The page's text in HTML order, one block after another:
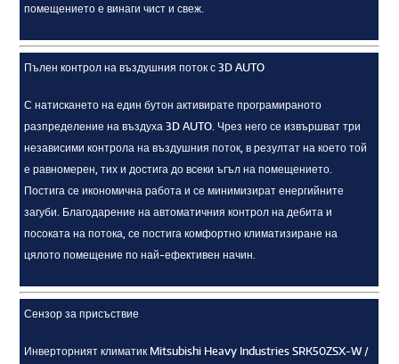
помещението е винаги чист и свеж.
Пълен контрол на въздушния поток с 3D AUTO
С натискането на един бутон активирате програмираното
разпределение на въздуха 3D AUTO. Чрез него се извършват три
независими контрола на въздушния поток, в резултат на което той
е равномерен, тих и достига до всеки ъгъл на помещението.
Постига се икономична работа и се минимизират енергийните
загуби. Благодарение на автоматичния контрол на дебита и
посоката на потока, се постига комфортно климатизиране на
цялото помещение по най-ефективен начин.
Сензор за присъствие
Инверторният климатик Mitsubishi Heavy Industries SRK50ZSX-W /